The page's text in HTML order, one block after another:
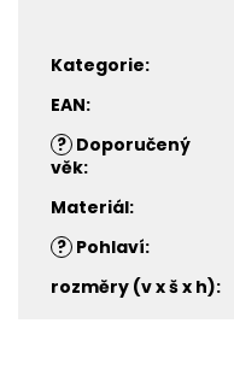
Kategorie:
EAN:
? Doporučený
věk:
Materiál:
? Pohlaví:
rozměry (v x š x h):